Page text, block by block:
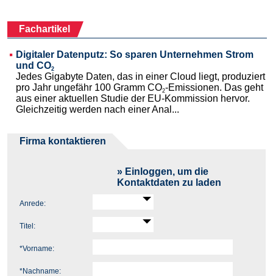
Fachartikel
Digitaler Datenputz: So sparen Unternehmen Strom
und CO2
Jedes Gigabyte Daten, das in einer Cloud liegt, produziert
pro Jahr ungefähr 100 Gramm CO2-Emissionen. Das geht
aus einer aktuellen Studie der EU-Kommission hervor.
Gleichzeitig werden nach einer Anal...
Firma kontaktieren
» Einloggen, um die
Kontaktdaten zu laden
Anrede:
Titel:
*Vorname:
*Nachname: